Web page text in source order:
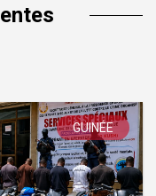
GUINÉE